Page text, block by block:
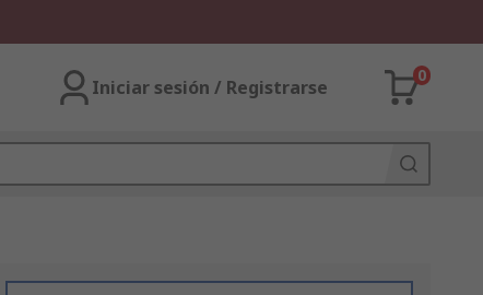
Iniciar sesión / Registrarse
0